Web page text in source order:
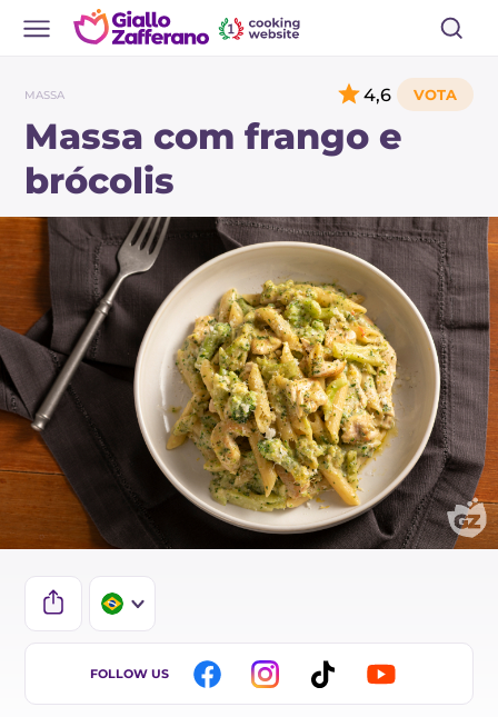
MASSA
Massa com frango e
brócolis
4,6
IT
FOLLOW US